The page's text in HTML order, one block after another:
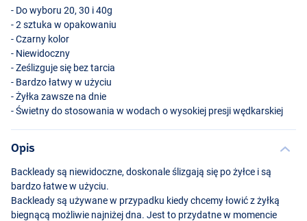
- Do wyboru 20, 30 i 40g
- 2 sztuka w opakowaniu
- Czarny kolor
- Niewidoczny
- Ześlizguje się bez tarcia
- Bardzo łatwy w użyciu
- Żyłka zawsze na dnie
- Świetny do stosowania w wodach o wysokiej presji wędkarskiej
Opis
Backleady są niewidoczne, doskonale ślizgają się po żyłce i są
bardzo łatwe w użyciu.
Backleady są używane w przypadku kiedy chcemy łowić z żyłką
biegnącą możliwie najniżej dna. Jest to przydatne w momencie